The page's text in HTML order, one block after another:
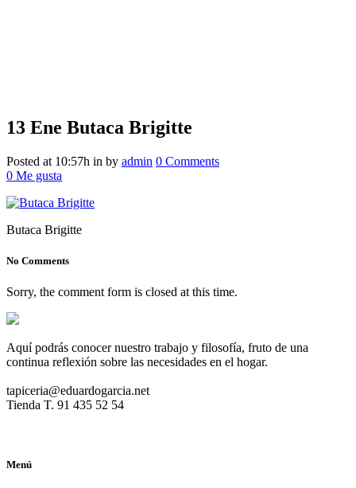
Butaca Brigitte
13 Ene Butaca Brigitte
Posted at 10:57h in by admin 0 Comments
0 Me gusta
Butaca Brigitte
No Comments
Sorry, the comment form is closed at this time.
Aquí podrás conocer nuestro trabajo y filosofía, fruto de una
continua reflexión sobre las necesidades en el hogar.
tapiceria@eduardogarcia.net
Tienda T. 91 435 52 54
Menú